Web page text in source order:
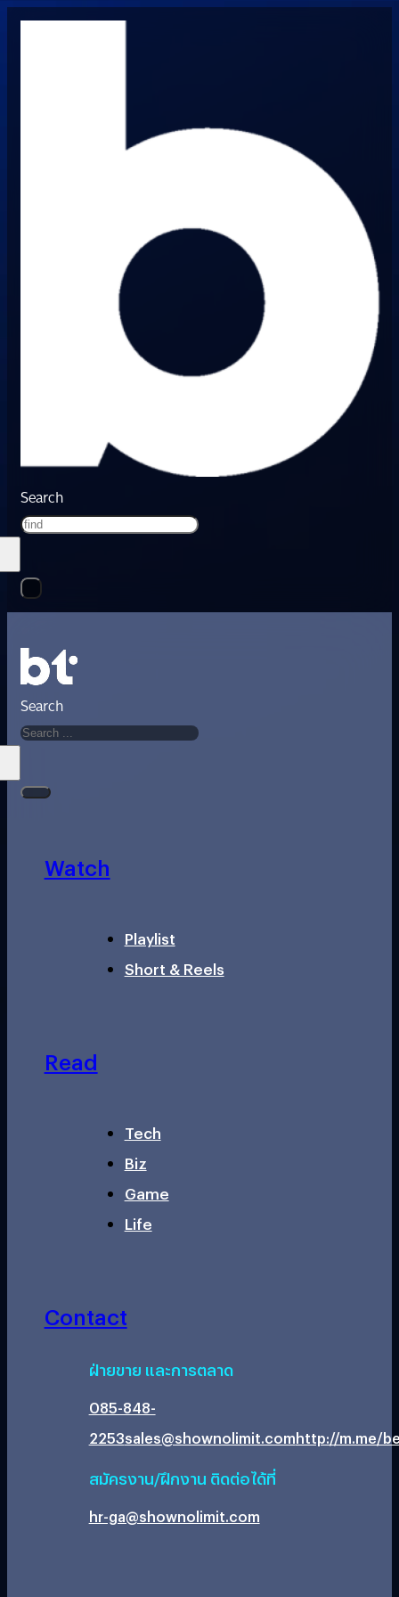
Search
Search
Watch
Playlist
Short & Reels
Read
Tech
Biz
Game
Life
Contact
ฝ่ายขาย และการตลาด
085-848-
2253sales@shownolimit.comhttp://m.me/
สมัครงาน/ฝึกงาน ติดต่อได้ที่
hr-ga@shownolimit.com